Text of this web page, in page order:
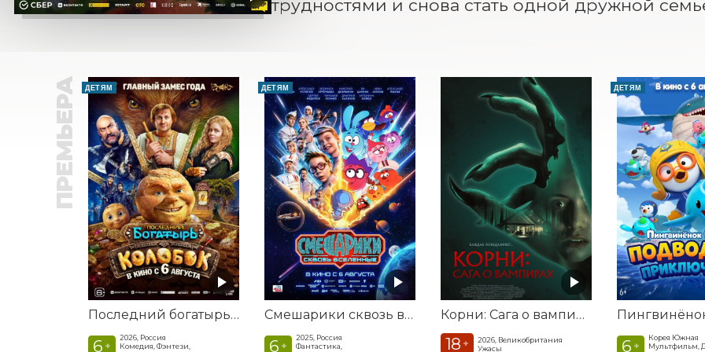
трудностями и снова стать одной дружной
ПРЕМЬЕРА ДЕТЯМ
Последний богатырь. Колобок
6 +
2026, Россия
Комедия, Фэнтези,
ДЕТЯМ
Смешарики сквозь вселенные
6 +
2025, Россия
Фантастика,
Корни: Сага о вампирах
18 +
2026, Великобритания
Ужасы
ДЕТЯМ
6 +
Корея Южная
Мультфильм,